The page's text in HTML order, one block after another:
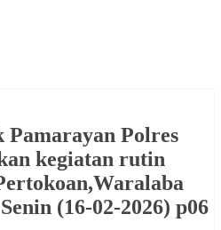
Pamarayan Polres
kegiatan rutin
(16-02-2026) p06